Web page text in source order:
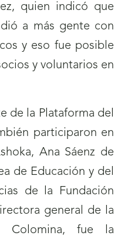
quien indicó que
a más gente con
y eso fue posible
y voluntarios en
de la Plataforma del
participaron en
Ana Sáenz de
de Educación y del
de la Fundación
general de la
Colomina, fue la